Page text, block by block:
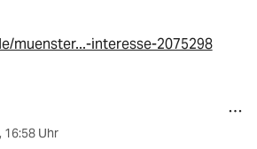
muenster...-interesse-2075298
, 16:58 Uhr